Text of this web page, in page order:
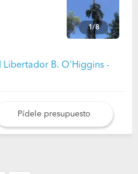
1/8
Libertador B. O'Higgins -
Pídele presupuesto